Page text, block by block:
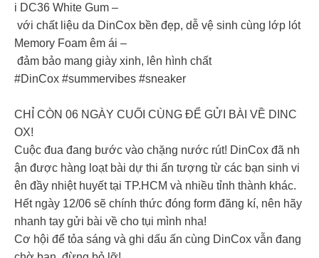
i DC36 White Gum –
với chất liệu da DinCox bền đẹp, dễ vệ sinh cùng lớp lót
Memory Foam êm ái –
đảm bảo mang giày xinh, lên hình chất
#DinCox #summervibes #sneaker
CHỈ CÒN 06 NGÀY CUỐI CÙNG ĐỂ GỬI BÀI VỀ DINC
OX!
Cuộc đua đang bước vào chặng nước rút! DinCox đã nh
ận được hàng loạt bài dự thi ấn tượng từ các bạn sinh vi
ên đầy nhiệt huyết tại TP.HCM và nhiều tỉnh thành khác.
Hết ngày 12/06 sẽ chính thức đóng form đăng kí, nên hãy
nhanh tay gửi bài về cho tụi mình nha!
Cơ hội để tỏa sáng và ghi dấu ấn cùng DinCox vẫn đang